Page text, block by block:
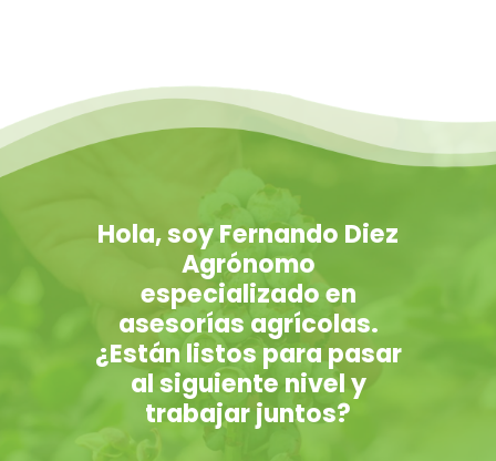
Hola, soy Fernando Diez
Agrónomo
especializado en
asesorías agrícolas.
¿Están listos para pasar
al siguiente nivel y
trabajar juntos?